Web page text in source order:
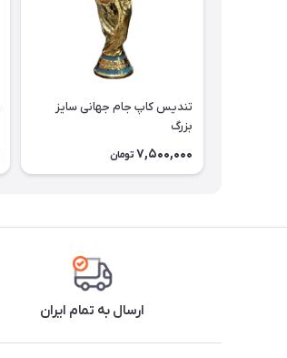
تندیس کاپ جام جهانی سایز
بزرگ
7,500,000 تومان
ارسال به تمام ایران